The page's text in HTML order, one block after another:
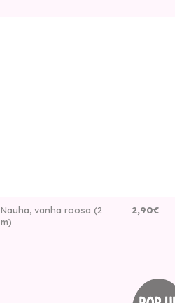
Nauha, vanha roosa (2
m)
2,90€